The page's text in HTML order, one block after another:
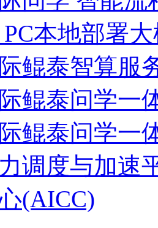
本地部署
鲲泰智算服
鲲泰问学一
鲲泰问学一
调度与加速
(AICC)